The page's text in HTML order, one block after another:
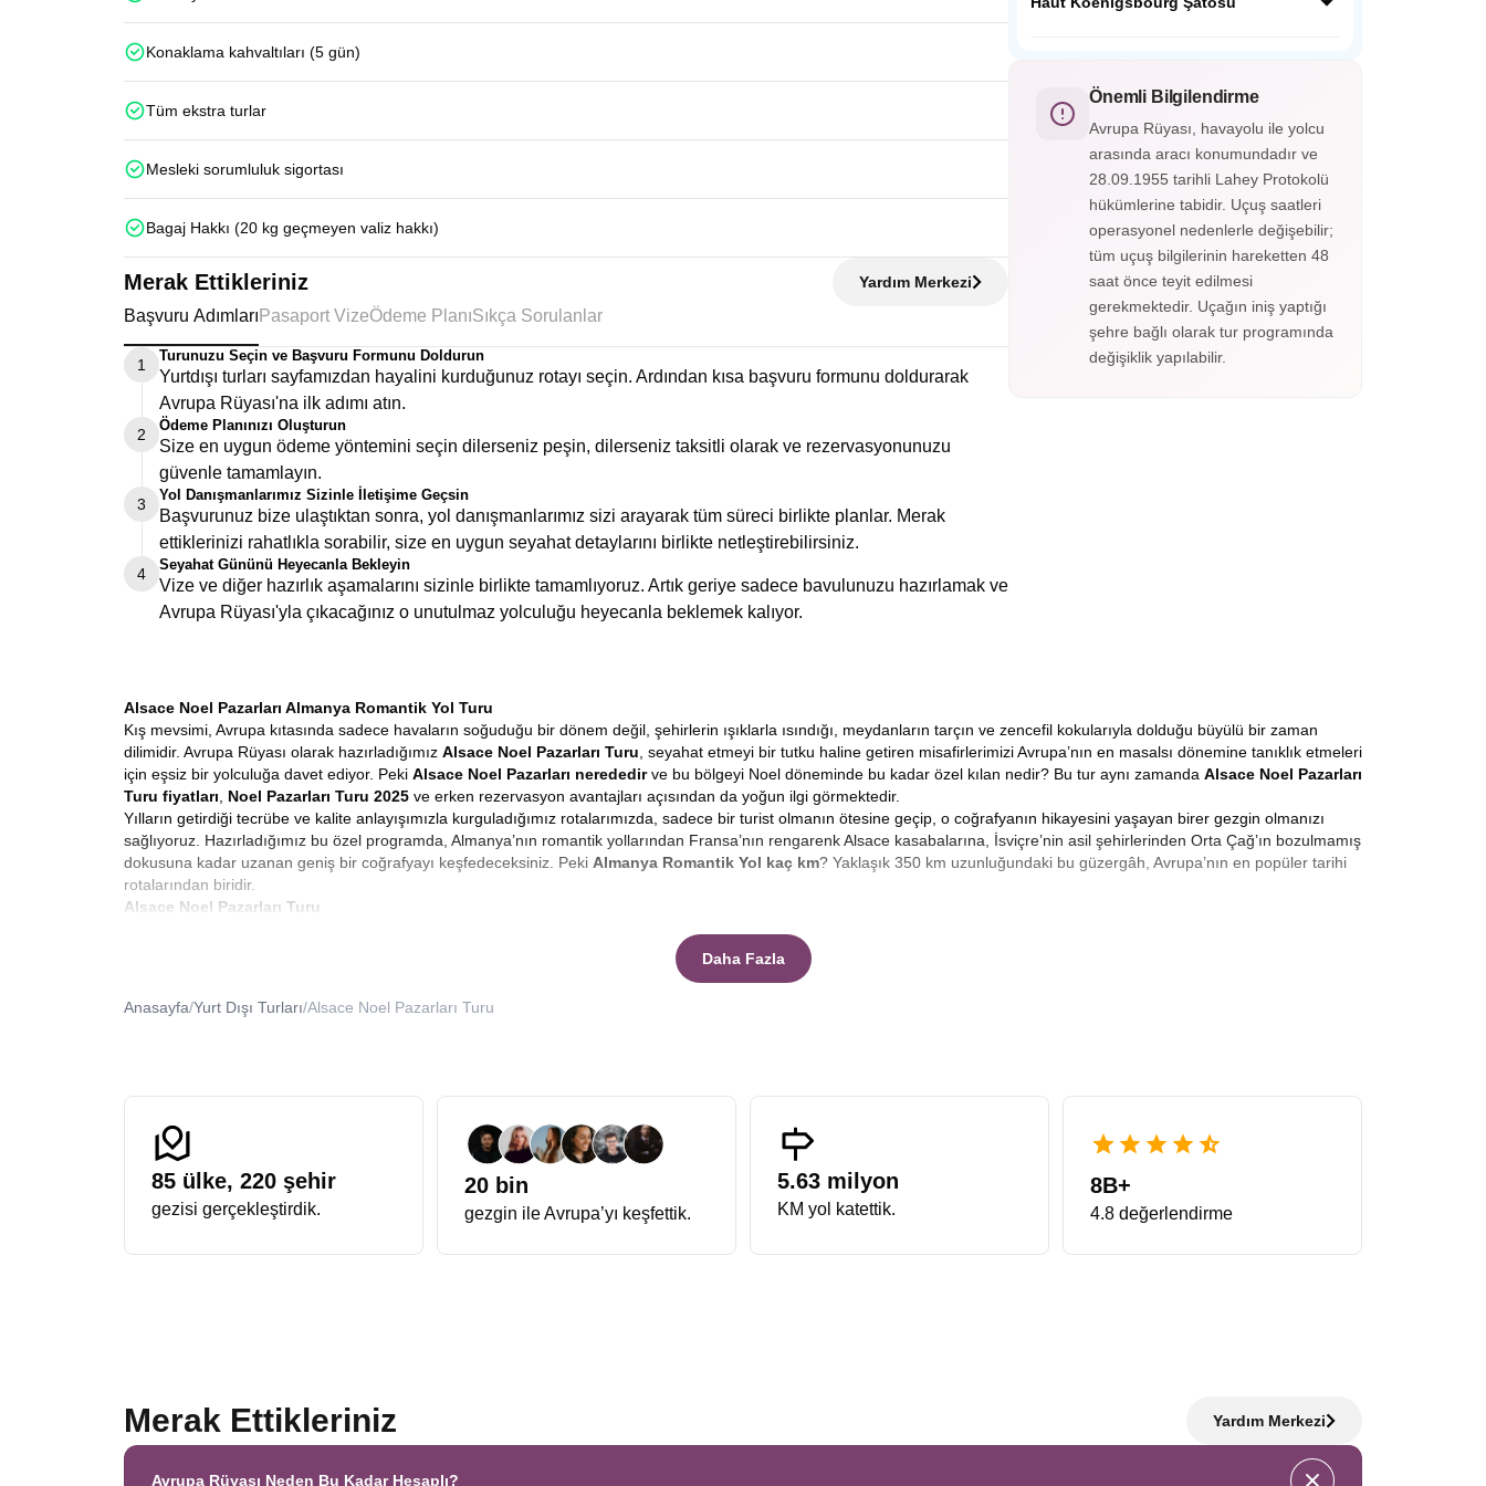
Konaklama kahvaltıları (5 gün)
Tüm ekstra turlar
Mesleki sorumluluk sigortası
Bagaj Hakkı (20 kg geçmeyen valiz hakkı)
Merak Ettikleriniz Yardım Merkezi
Başvuru Adımları Pasaport VizeÖdeme Planı Sıkça Sorulanlar
1
Turunuzu Seçin ve Başvuru Formunu Doldurun
Yurtdışı turları sayfamızdan hayalini kurduğunuz rotayı seçin. Ardından kısa başvuru formunu doldurarak
Avrupa Rüyası'na ilk adımı atın.
2
Ödeme Planınızı Oluşturun
Size en uygun ödeme yöntemini seçin dilerseniz peşin, dilerseniz taksitli olarak ve rezervasyonunuzu
güvenle tamamlayın.
3
Yol Danışmanlarımız Sizinle İletişime Geçsin
Başvurunuz bize ulaştıktan sonra, yol danışmanlarımız sizi arayarak tüm süreci birlikte planlar. Merak
ettiklerinizi rahatlıkla sorabilir, size en uygun seyahat detaylarını birlikte netleştirebilirsiniz.
4
Seyahat Gününü Heyecanla Bekleyin
Vize ve diğer hazırlık aşamalarını sizinle birlikte tamamlıyoruz. Artık geriye sadece bavulunuzu hazırlamak ve
Avrupa Rüyası'yla çıkacağınız o unutulmaz yolculuğu heyecanla beklemek kalıyor.
görüntüsünün yanında cıvıl cıvıl
atmosferiyle sizleri bekliyor.
altına serecek. Savaşlarda kullanılan aletler,
silahlar, cephanelikler, imparatorların odaları
ve eşsiz süslemelerle kaplı tavanları
gördükçe bu tarihi yolculuk hiç bitmesin
istiyorsunuz. Haut-Koenigsbourg
Şatosu’nun içerisini gezmek isterseniz
biletinizi alarak gezebileceksiniz.
Önemli Bilgilendirme
Avrupa Rüyası, havayolu ile yolcu
arasında aracı konumundadır ve
28.09.1955 tarihli Lahey Protokolü
hükümlerine tabidir. Uçuş saatleri
operasyonel nedenlerle değişebilir;
tüm uçuş bilgilerinin hareketten 48
saat önce teyit edilmesi
gerekmektedir. Uçağın iniş yaptığı
şehre bağlı olarak tur programında
değişiklik yapılabilir.
Alsace Noel Pazarları Almanya Romantik Yol Turu
Kış mevsimi, Avrupa kıtasında sadece havaların soğuduğu bir dönem değil, şehirlerin ışıklarla ısındığı, meydanların tarçın ve zencefil kokularıyla dolduğu büyülü bir zaman
dilimidir. Avrupa Rüyası olarak hazırladığımız Alsace Noel Pazarları Turu , seyahat etmeyi bir tutku haline getiren misafirlerimizi Avrupa’nın en masalsı dönemine tanıklık etmeleri
için eşsiz bir yolculuğa davet ediyor. Peki Alsace Noel Pazarları nerededir ve bu bölgeyi Noel döneminde bu kadar özel kılan nedir? Bu tur aynı zamanda Alsace Noel Pazarları
Turu fiyatları
Noel Pazarları Turu 2025 ve erken rezervasyon avantajları açısından da yoğun ilgi görmektedir.
Yılların getirdiği tecrübe ve kalite anlayışımızla kurguladığımız rotalarımızda, sadece bir turist olmanın ötesine geçip, o coğrafyanın hikayesini yaşayan birer gezgin olmanızı
sağlıyoruz. Hazırladığımız bu özel programda, Almanya’nın romantik yollarından Fransa’nın rengarenk Alsace kasabalarına, İsviçre’nin asil şehirlerinden Orta Çağ’ın bozulmamış
dokusuna kadar uzanan geniş bir coğrafyayı keşfedeceksiniz. Peki Almanya Romantik Yol kaç km? Yaklaşık 350 km uzunluğundaki bu güzergâh, Avrupa’nın en popüler tarihi
rotalarından biridir.
Alsace Noel Pazarları Turu
alışveriş gezisi değildir. Noel pazarlarında ne alınır? El yapımı ahşap oyuncaklar, cam üfleme süsler, yerel kurabiyeler ve geleneksel Noel kupaları en öne çıkan ürünlerdir. Aralık
ayı boyunca Avrupa’nın neredeyse her kasabasında kurulan bu pazarlar, yerel halkın sosyalleştiği, sıcak şarap içip ayaküstü sohbet ettiği yaşayan mekanlardır. Işıklarla
Avrupa Rüyası Yılbaşı Noel Turu
yapmanızdır.
Fransa Almanya Noel Pazarları Turu
İki dev kültürün, Alman ve Fransız geleneklerinin Ren Nehri kıyısında nasıl harmanlandığını görmek isteyenler için
Fransa Almanya Noel Pazarları Turueşsiz bir fırsattır.
Almanya tarafında daha gotik ve baharat kokulu bir hava hakimken, Alsace tarafında zarafet, estetik ve gastronomi öne çıkar. Sabah Almanya’da sosis ve pretzel tadarken,
öğleden sonra Fransa’da makaron ve krep yeme deneyimi bu turun en keyifli yanıdır. Aynı zamanda Almanya Fransa Noel Pazarları Turuarayanların en çok tercih ettiği
kombinasyondur.
Masalların gerçeğe dönüştüğü yer neresidir diye sorulsa, verilecek cevap kesinlikle Alsace bölgesi ve Almanya’nın güney kasabalarıdır. Bu rotada karşılaşılan yarı ahşap evler,
Noel döneminde süslemeler, sıcak çikolata kokuları ve samimi atmosfer bu bölgeyi benzersiz kılar.
Strasbourg, “Noel’in Başkenti” unvanını 1570 yılından beri korur. Avrupa’nın en eski pazarlarından biri olan Christkindelsmärik, şehrin kalbidir. Katedralin ihtişamı ile pazarın
parlak ışıkları birleştiğinde unutulmaz bir görüntü ortaya çıkar.
Üç farklı ülkenin kesişim noktasında bulunan bu bölge, kültürel çeşitliliği en güçlü şekilde hissettiren rotalardan biridir. Basel’in zarif mimarisi, Colmar’ın masalsı havası ve
Daha Fazla
Anasayfa/Yurt Dışı Turları/Alsace Noel Pazarları Turu
85 ülke, 220 şehir
gezisi gerçekleştirdik.
20 bin
gezgin ile Avrupa’yı keşfettik.
5.63 milyon
KM yol katettik.
8B+
4.8 değerlendirme
Merak Ettikleriniz Yardım Merkezi
Avrupa Rüyası Neden Bu Kadar Hesaplı?